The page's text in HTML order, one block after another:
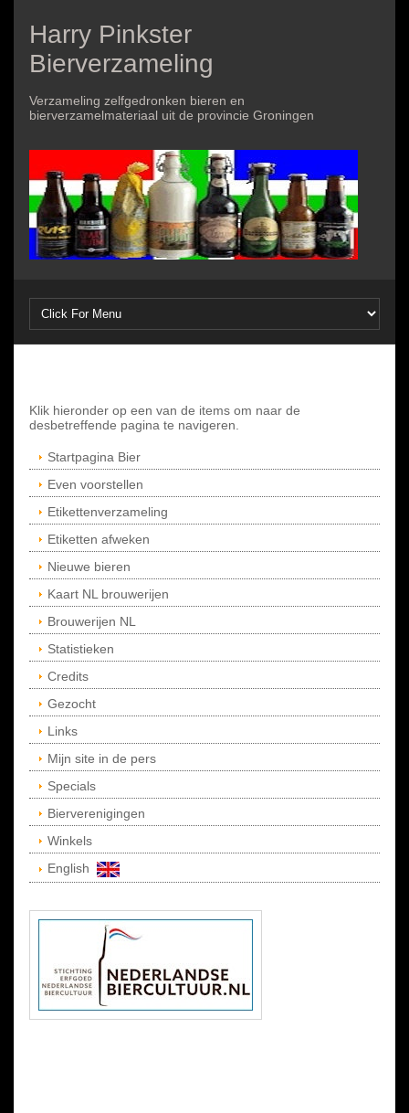
Harry Pinkster
Bierverzameling
Verzameling zelfgedronken bieren en
bierverzamelmateriaal uit de provincie Groningen
Klik hieronder op een van de items om naar de
desbetreffende pagina te navigeren.
Startpagina Bier
Even voorstellen
Etikettenverzameling
Etiketten afweken
Nieuwe bieren
Kaart NL brouwerijen
Brouwerijen NL
Statistieken
Credits
Gezocht
Links
Mijn site in de pers
Specials
Bierverenigingen
Winkels
English